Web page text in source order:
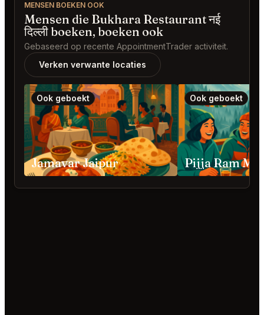
MENSEN BOEKEN OOK
Mensen die Bukhara Restaurant नई
दिल्ली boeken, boeken ook
Gebaseerd op recente AppointmentTrader activiteit.
Verken verwante locaties
Ook geboekt
Jamavar Jaipur
Ook geboekt